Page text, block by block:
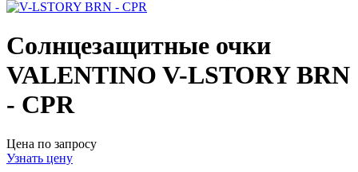
Солнцезащитные очки
VALENTINO V-LSTORY BRN
- CPR
Цена по запросу
Узнать цену